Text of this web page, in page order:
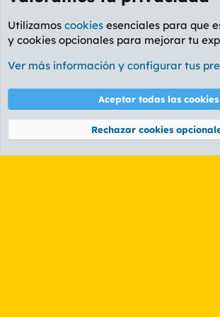
Foro General
Cookies
PL OLDSTYLE AMARILLO
Términos y reglas Política de
Community platform by XenForo® © 2010-2026
Utilizamos cookies esenciales para que
y cookies opcionales para mejorar tu
Ver más información y configurar tus
Aceptar todas las cookies
Rechazar cookies